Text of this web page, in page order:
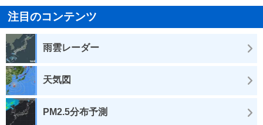
注目のコンテンツ
雨雲レーダー
天気図
PM2.5分布予測